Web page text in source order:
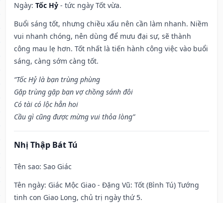
Ngày: Tốc Hỷ - tức ngày Tốt vừa.
Buổi sáng tốt, nhưng chiều xấu nên cần làm nhanh. Niềm
vui nhanh chóng, nên dùng để mưu đại sự, sẽ thành
công mau lẹ hơn. Tốt nhất là tiến hành công việc vào buổi
sáng, càng sớm càng tốt.
“Tốc Hỷ là bạn trùng phùng
Gặp trùng gặp bạn vợ chồng sánh đôi
Có tài có lộc hẳn hoi
Cầu gì cũng được mừng vui thỏa lòng”
Nhị Thập Bát Tú
Tên sao: Sao Giác
Tên ngày: Giác Mộc Giao - Đặng Vũ: Tốt (Bình Tú) Tướng
tinh con Giao Long, chủ trị ngày thứ 5.